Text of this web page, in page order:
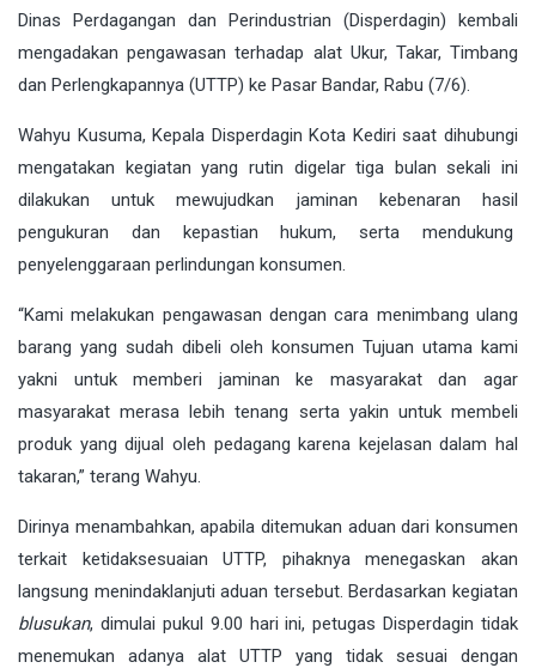
Dinas Perdagangan dan Perindustrian (Disperdagin) kembali
mengadakan pengawasan terhadap alat Ukur, Takar, Timbang
dan Perlengkapannya (UTTP) ke Pasar Bandar, Rabu (7/6).
Wahyu Kusuma, Kepala Disperdagin Kota Kediri saat dihubungi
mengatakan kegiatan yang rutin digelar tiga bulan sekali ini
dilakukan untuk mewujudkan jaminan kebenaran hasil
pengukuran dan kepastian hukum, serta mendukung
penyelenggaraan perlindungan konsumen.
“Kami melakukan pengawasan dengan cara menimbang ulang
barang yang sudah dibeli oleh konsumen Tujuan utama kami
yakni untuk memberi jaminan ke masyarakat dan agar
masyarakat merasa lebih tenang serta yakin untuk membeli
produk yang dijual oleh pedagang karena kejelasan dalam hal
takaran,” terang Wahyu.
Dirinya menambahkan, apabila ditemukan aduan dari konsumen
terkait ketidaksesuaian UTTP, pihaknya menegaskan akan
langsung menindaklanjuti aduan tersebut. Berdasarkan kegiatan
blusukan, dimulai pukul 9.00 hari ini, petugas Disperdagin tidak
menemukan adanya alat UTTP yang tidak sesuai dengan